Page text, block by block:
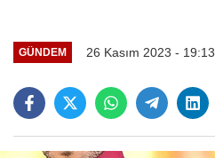
GÜNDEM 26 Kasım 2023 - 19:13